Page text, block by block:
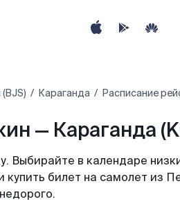
Караганда Расписание
— Караганда
Выбирайте в календаре
билет на самолет из
недорого.